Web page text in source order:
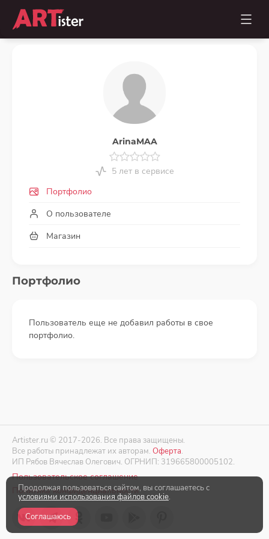
ArinaMAA
5 лет в сервисе
Портфолио
О пользователе
Магазин
Портфолио
Пользователь еще не добавил работы в свое
портфолио.
Artister.ru © 2017-2026. Все права защищены.
Все работы принадлежат их авторам. Оферта.
ИП Рябов Вячеслав Олегович. ОГРНИП: 319665800005102.
Пользовательское соглашение
Политика конфиденциальности
Продолжая пользоваться сайтом, вы соглашаетесь с
условиями использования файлов cookie.
Соглашаюсь